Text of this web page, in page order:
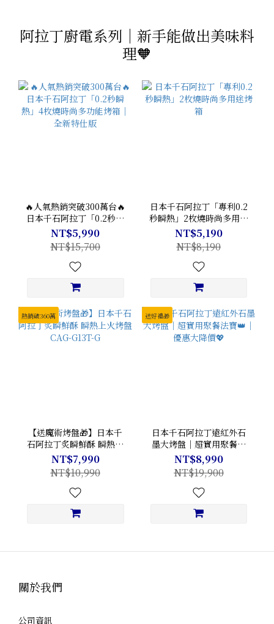
阿拉丁廚電系列｜新手能做出美味料
理🧡
🔥人氣熱銷突破300萬台🔥
日本千石阿拉丁「0.2秒瞬
熱」4枚燒時尚多功能烤箱
｜全新特仕版
NT$5,990
NT$15,700
日本千石阿拉丁「專利0.2
秒瞬熱」2枚燒時尚多用途
烤箱
NT$5,190
NT$8,190
熱銷破360萬
【送魔術烤盤🎁】日本千
石阿拉丁炙瞬鮮酥 瞬熱上
火烤盤CAG-G13T-G
NT$7,990
NT$10,990
送好禮🎁
日本千石阿拉丁遠紅外石
墨大烤盤｜超實用聚餐法
寶👑｜優惠大降價💖
NT$8,990
NT$19,900
關於我們
公司資訊